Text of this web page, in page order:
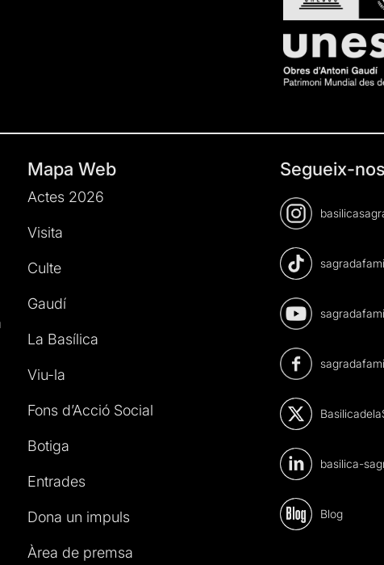
Mapa Web
Actes 2026
Visita
Culte
Gaudí
La Basílica
Viu-la
Fons d’Acció Social
Botiga
Entrades
Dona un impuls
Àrea de premsa
Segueix-
basilica-
Blog